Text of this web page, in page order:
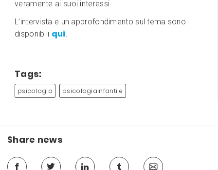
veramente ai suoi interessi.
L’intervista e un approfondimento sul tema sono
disponibili qui.
Tags:
psicologia psicologiainfantile
Share news